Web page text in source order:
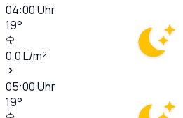
04:00Uhr
19°
0,0L/m²
05:00Uhr
19°